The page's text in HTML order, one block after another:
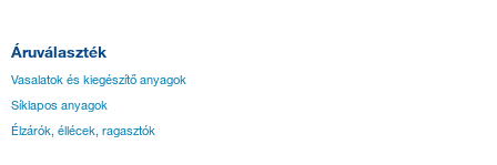
Áruválaszték
Vasalatok és kiegészítő anyagok
Síklapos anyagok
Élzárók, éllécek, ragasztók